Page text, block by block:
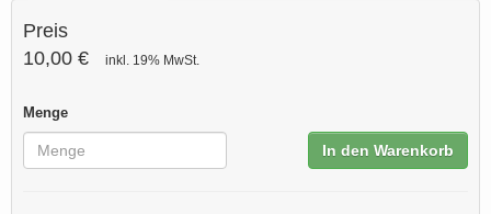
Preis
10,00 €
inkl. 19% MwSt.
Menge
In den Warenkorb